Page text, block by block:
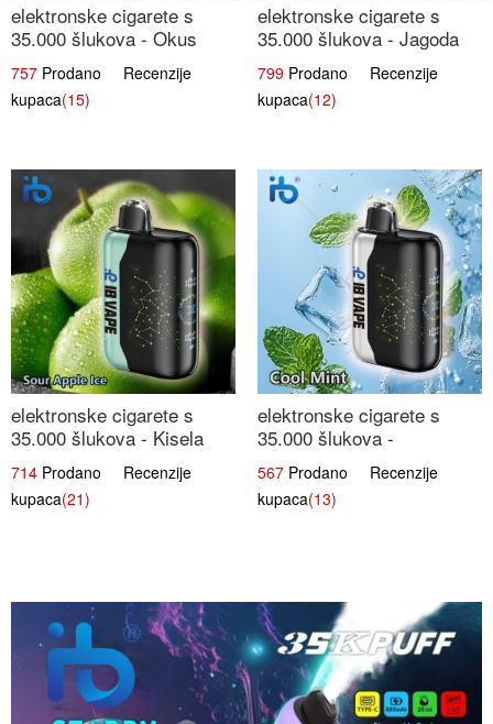
elektronske cigarete s
35.000 šlukova - Okus
Narančinog Džema |
Dugotrajno Iskustvo
757 Prodano Recenzije
kupaca(15)
elektronske cigarete s
35.000 šlukova - Jagoda
Led | Ohladivši i
Osježavajući Okus
799 Prodano Recenzije
kupaca(12)
elektronske cigarete s
35.000 šlukova - Kisela
Jabuka Led | Osježavajući
Kiselo-Slatki Okus
714 Prodano Recenzije
kupaca(21)
elektronske cigarete s
35.000 šlukova -
Osježavajući Mentol |
Čista i Svježa Okus
567 Prodano Recenzije
kupaca(13)